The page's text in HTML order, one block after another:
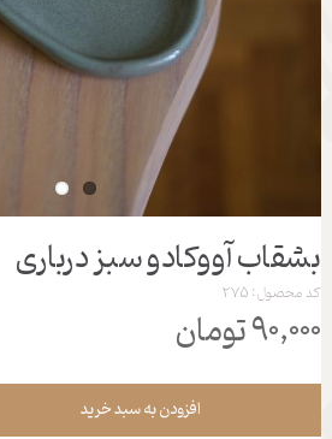
بشقاب آووکادو سبز درباری
کد محصول: 275
۹۰,۰۰۰ تومان
افزودن به سبد خرید